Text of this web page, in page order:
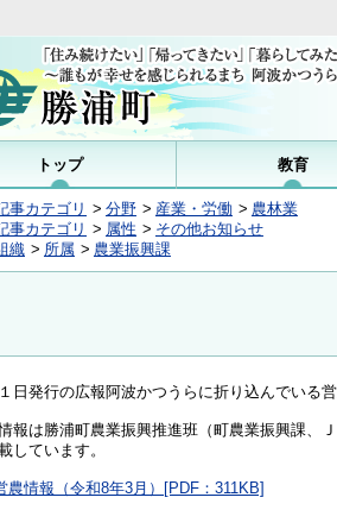
トップ 教育
事カテゴリ 分野 産業・労働
農林業
事カテゴリ 属性
その他お知らせ
織 所属 農業振興課
日発行の広報阿波かつうらに折り込んでいる
報は勝浦町農業振興推進班（町農業振興課、
しています。
農情報（令和8年3月）[PDF：311KB]